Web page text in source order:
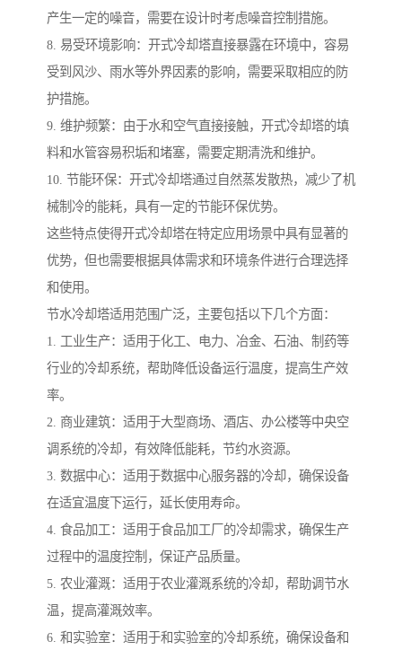
产生一定的噪音，需要在设计时考虑噪音控制措施。
8. 易受环境影响：开式冷却塔直接暴露在环境中，容易
受到风沙、雨水等外界因素的影响，需要采取相应的防
护措施。
9. 维护频繁：由于水和空气直接接触，开式冷却塔的填
料和水管容易积垢和堵塞，需要定期清洗和维护。
10. 节能环保：开式冷却塔通过自然蒸发散热，减少了机
械制冷的能耗，具有一定的节能环保优势。
这些特点使得开式冷却塔在特定应用场景中具有显著的
优势，但也需要根据具体需求和环境条件进行合理选择
和使用。
节水冷却塔适用范围广泛，主要包括以下几个方面：
1. 工业生产：适用于化工、电力、冶金、石油、制药等
行业的冷却系统，帮助降低设备运行温度，提高生产效
率。
2. 商业建筑：适用于大型商场、酒店、办公楼等中央空
调系统的冷却，有效降低能耗，节约水资源。
3. 数据中心：适用于数据中心服务器的冷却，确保设备
在适宜温度下运行，延长使用寿命。
4. 食品加工：适用于食品加工厂的冷却需求，确保生产
过程中的温度控制，保证产品质量。
5. 农业灌溉：适用于农业灌溉系统的冷却，帮助调节水
温，提高灌溉效率。
6. 和实验室：适用于和实验室的冷却系统，确保设备和